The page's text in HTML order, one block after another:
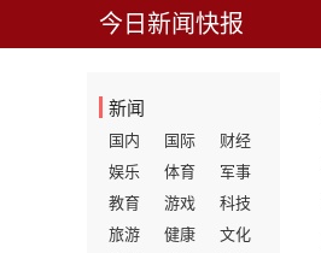
今日新闻快报
新闻
国内 国际
财经
娱乐
体育
军事
教育
游戏
科技
旅游
健康
文化